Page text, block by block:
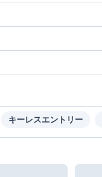
キーレスエントリー